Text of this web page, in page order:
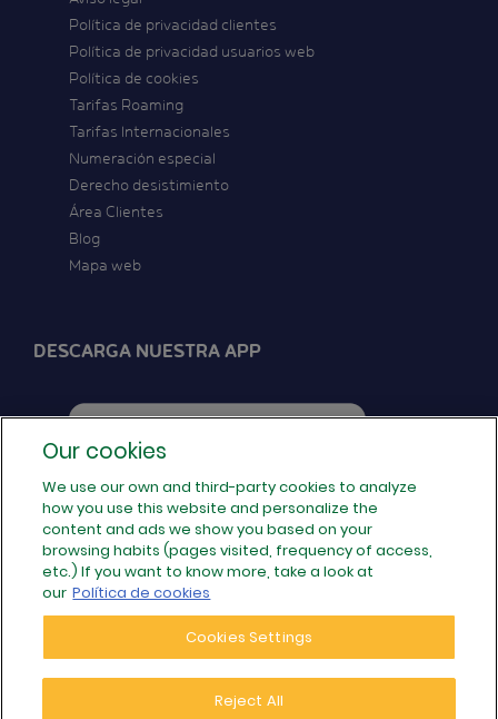
Política de privacidad clientes
Política de privacidad usuarios web
Política de cookies
Tarifas Roaming
Tarifas Internacionales
Numeración especial
Derecho desistimiento
Área Clientes
Blog
Mapa web
DESCARGA NUESTRA APP
SÍGUENOS EN REDES
Our cookies
We use our own and third-party cookies to analyze
how you use this website and personalize the
content and ads we show you based on your
browsing habits (pages visited, frequency of access,
etc.) If you want to know more, take a look at
our Política de cookies
Cookies Settings
Reject All